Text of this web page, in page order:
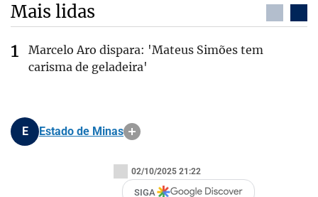
Mais lidas
Marcelo Aro dispara: 'Mateus Simões tem
carisma de geladeira'
E Estado de Minas
02/10/2025 21:22
SIGA